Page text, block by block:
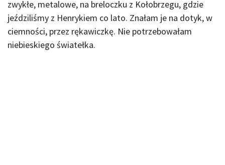
zwykłe, metalowe, na breloczku z Kołobrzegu, gdzie
jeździliśmy z Henrykiem co lato. Znałam je na dotyk, w
ciemności, przez rękawiczkę. Nie potrzebowałam
niebieskiego światełka.